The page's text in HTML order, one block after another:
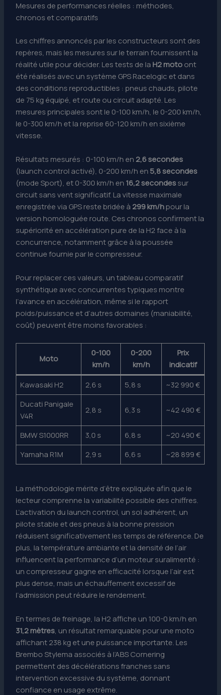
Mesures de performances réelles : méthodes,
chronos et comparatifs
Les chiffres annoncés par les constructeurs sont des
repères, mais les mesures sur le terrain fournissent la
réalité utile pour décider. Les tests de la H2 motoont
été réalisés avec un système GPS Racelogic et dans
des conditions reproductibles : pneus chauds, pilote
de 75 kg équipé, et route ou circuit adapté. Les
mesures principales sont le 0-100 km/h, le 0-200 km/h,
le 0-300 km/h et la reprise 60-120 km/h en sixième
vitesse.
Résultats mesurés : 0-100 km/h en 2,6 secondes
(launch control activé), 0-200 km/h en5,8 secondes
(mode Sport), et 0-300 km/h en 16,2 secondessur
circuit sans vent significatif. La vitesse maximale
enregistrée via GPS reste bridée à 299 km/hpour la
version homologuée route. Ces chronos confirment la
supériorité en accélération pure de la H2 face à la
concurrence, notamment grâce à la poussée
continue fournie par le compresseur.
Pour replacer ces valeurs, un tableau comparatif
synthétique avec concurrentes typiques montre
l’avance en accélération, même si le rapport
poids/puissance et d’autres domaines (maniabilité,
coût) peuvent être moins favorables :
Moto
0-100
km/h
0-200
km/h
Prix
indicatif
Kawasaki H2
2,6 s 5,8 s
~32 990 €
Ducati Panigale
V4R
2,8 s 6,3 s ~42 490 €
BMW S1000RR 3,0 s 6,8 s
~20 490 €
Yamaha R1M
2,9 s 6,6 s ~28 899 €
La méthodologie mérite d’être expliquée afin que le
lecteur comprenne la variabilité possible des chiffres.
L’activation du launch control, un sol adhérent, un
pilote stable et des pneus à la bonne pression
réduisent significativement les temps de référence. De
plus, la température ambiante et la densité de l’air
influencent la performance d’un moteur suralimenté :
un compresseur gagne en efficacité lorsque l’air est
plus dense, mais un échauffement excessif de
l’admission peut réduire le rendement.
En termes de freinage, la H2 affiche un 100-0 km/h en
31,2 mètres, un résultat remarquable pour une moto
affichant 238 kg et une puissance importante. Les
Brembo Stylema associés à l’ABS Cornering
permettent des décélérations franches sans
intervention excessive du système, donnant
confiance en usage extrême.